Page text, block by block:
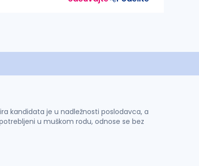
kandidata je u nadležnosti poslodavca, a
u muškom rodu, odnose se bez